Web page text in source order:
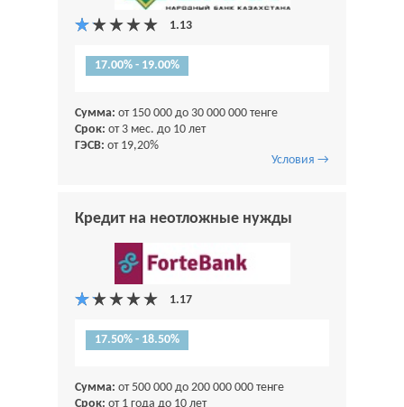
17.00% - 19.00%
Сумма: от 150 000 до 30 000 000 тенге
Срок: от 3 мес. до 10 лет
ГЭСВ: от 19,20%
Условия →
Кредит на неотложные нужды
17.50% - 18.50%
Сумма: от 500 000 до 200 000 000 тенге
Срок: от 1 года до 10 лет